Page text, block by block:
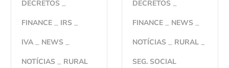
DECRETOS
FINANCE
IRS
IVA
NEWS
NOTÍCIAS
RURAL
DECRETOS
FINANCE
NEWS
NOTÍCIAS
RURAL
SEG. SOCIAL